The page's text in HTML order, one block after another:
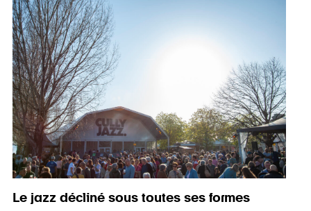
Le jazz décliné sous toutes ses formes